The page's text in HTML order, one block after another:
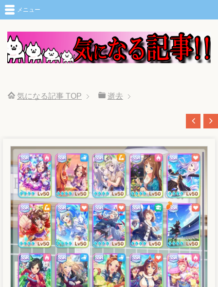
メニュー
気になる記事 TOP 逝去